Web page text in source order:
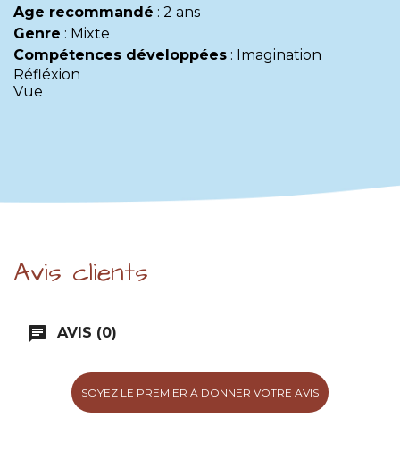
Age recommandé : 2 ans
Genre : Mixte
Compétences développées : Imagination
Réfléxion
Vue
Avis clients
chat AVIS (0)
SOYEZ LE PREMIER À DONNER VOTRE AVIS